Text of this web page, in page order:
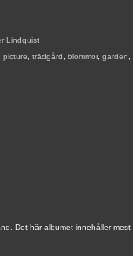
Lindquist
picture trädgård blommor, garden
Det här albumet innehåller